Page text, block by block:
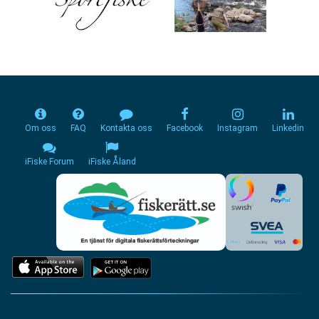
Om oss FAQ Kontakta oss Facebook Instagram Linkedin
iFiske Forum iFiske Åland